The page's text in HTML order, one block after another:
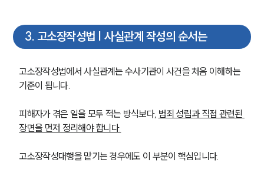
3. 고소장작성법 | 사실관계 작성의 순서는
고소장작성법에서 사실관계는 수사기관이 사건을 처음 이해하는
기준이 됩니다.
피해자가 겪은 일을 모두 적는 방식보다, 범죄 성립과 직접 관련된
장면을 먼저 정리해야 합니다.
고소장작성대행을 맡기는 경우에도 이 부분이 핵심입니다.